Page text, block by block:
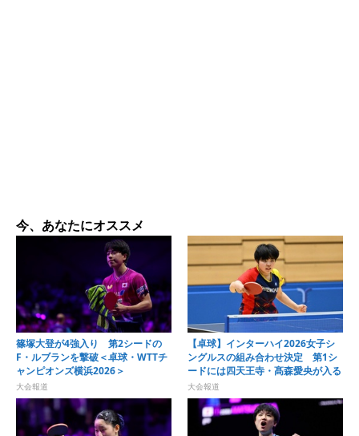
今、あなたにオススメ
篠塚大登が4強入り 第2シードの
F・ルブランを撃破＜卓球・WTTチ
ャンピオンズ横浜2026＞
大会報道
【卓球】インターハイ2026女子シ
ングルスの組み合わせ決定 第1シ
ードには四天王寺・髙森愛央が入る
大会報道